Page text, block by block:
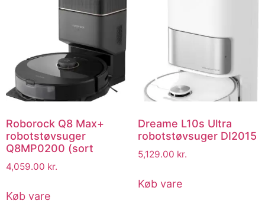
Roborock Q8 Max+
robotstøvsuger
Q8MP0200 (sort
4,059.00 kr.
Køb vare
Dreame L10s Ultra
robotstøvsuger DI2015
5,129.00 kr.
Køb vare